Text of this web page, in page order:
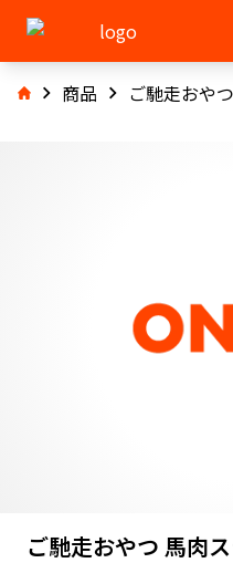
商品 ご馳走おや
ご馳走おやつ 馬肉